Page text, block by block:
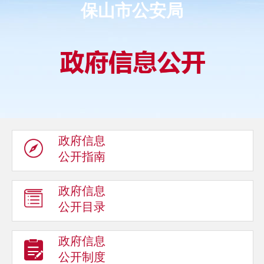
保山市公安局
政府信息
公开指南
政府信息
公开目录
政府信息
公开制度